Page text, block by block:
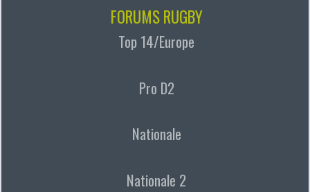
FORUMS RUGBY
Top 14/Europe
Pro D2
Nationale
Nationale 2